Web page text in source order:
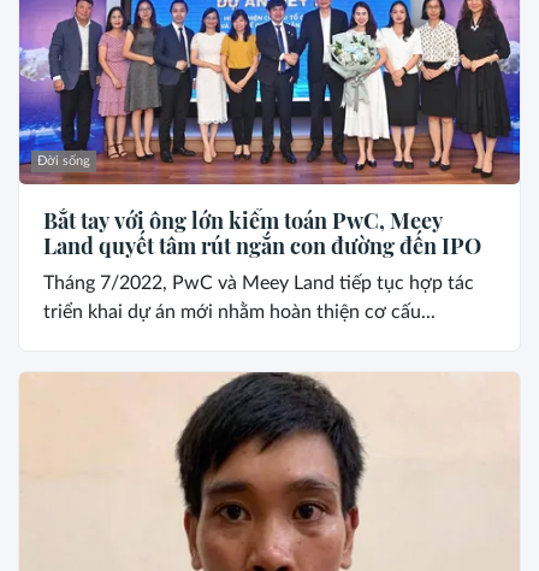
Đời sống
Bắt tay với ông lớn kiểm toán PwC, Meey
Land quyết tâm rút ngắn con đường đến IPO
Tháng 7/2022, PwC và Meey Land tiếp tục hợp tác
triển khai dự án mới nhằm hoàn thiện cơ cấu...